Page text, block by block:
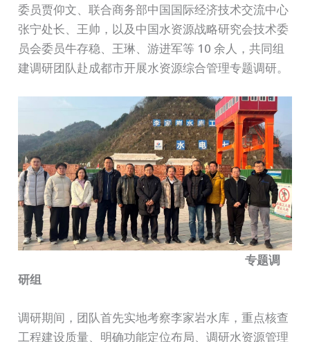
委员贾仰文、联合商务部中国国际经济技术交流中心
张宁处长、王帅，以及中国水资源战略研究会技术委
员会委员牛存稳、王琳、游进军等 10 余人，共同组
建调研团队赴成都市开展水资源综合管理专题调研。
专题调
研组
调研期间，团队首先实地考察李家岩水库，重点核查
工程建设质量、明确功能定位布局、调研水资源管理